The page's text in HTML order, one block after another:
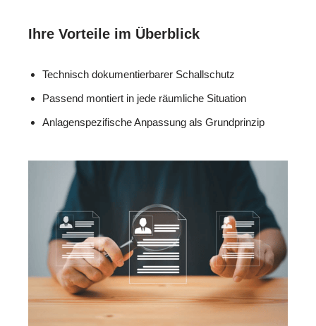
Ihre Vorteile im Überblick
Technisch dokumentierbarer Schallschutz
Passend montiert in jede räumliche Situation
Anlagenspezifische Anpassung als Grundprinzip